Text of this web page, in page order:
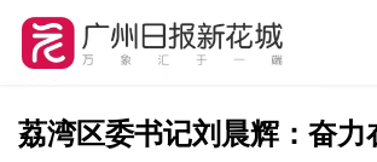
荔湾区委书记刘晨辉：奋力